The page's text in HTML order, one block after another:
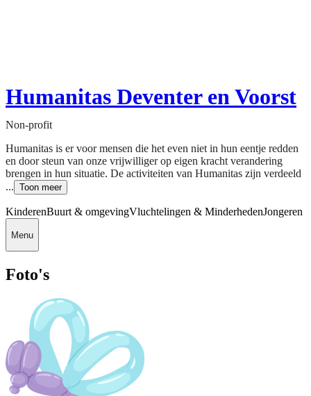
Humanitas Deventer en Voorst
Non-profit
Humanitas is er voor mensen die het even niet in hun eentje redden
en door steun van onze vrijwilliger op eigen kracht verandering
brengen in hun situatie. De activiteiten van Humanitas zijn verdeeld
... Toon meer
KinderenBuurt & omgevingVluchtelingen & MinderhedenJongeren
Menu
Foto's